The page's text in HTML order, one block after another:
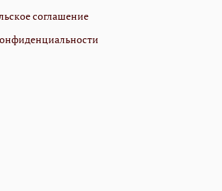
соглашение